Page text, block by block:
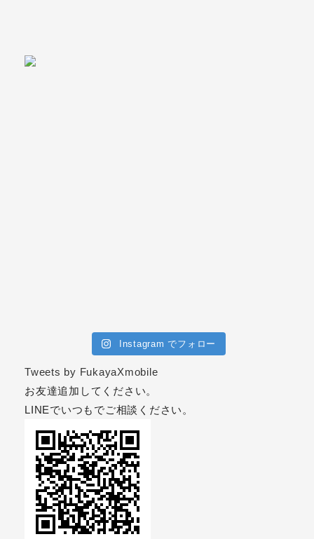
Instagram でフォロー
Tweets by FukayaXmobile
お友達追加してください。
LINEでいつもでご相談ください。